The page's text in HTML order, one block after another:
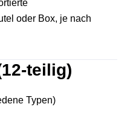
oder Box, je nach
teilig)
Typen)